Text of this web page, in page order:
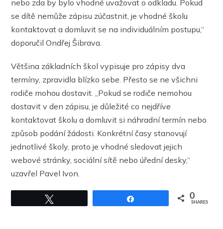
nebo zda by bylo vhodné uvažovat o odkladu. Pokud
se dítě nemůže zápisu zúčastnit, je vhodné školu
kontaktovat a domluvit se na individuálním postupu,“
doporučil Ondřej Šibrava.
Většina základních škol vypisuje pro zápisy dva
termíny, zpravidla blízko sebe. Přesto se ne všichni
rodiče mohou dostavit. „Pokud se rodiče nemohou
dostavit v den zápisu, je důležité co nejdříve
kontaktovat školu a domluvit si náhradní termín nebo
způsob podání žádosti. Konkrétní časy stanovují
jednotlivé školy, proto je vhodné sledovat jejich
webové stránky, sociální sítě nebo úřední desky,“
uzavřel Pavel Ivon.
0
SHARES